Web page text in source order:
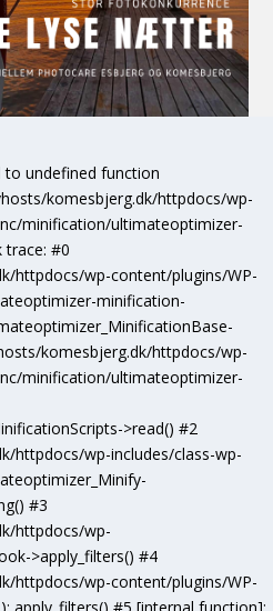
to undefined function
komesbjerg.dk/httpdocs/wp-
minification/ultimateoptimizer-
trace: #0
httpdocs/wp-content/plugins/WP-
minification-
komesbjerg.dk/httpdocs/wp-
minification/ultimateoptimizer-
>read() #2
httpdocs/wp-includes/class-wp-
#3
httpdocs/wp-
>apply_filters() #4
httpdocs/wp-content/plugins/WP-